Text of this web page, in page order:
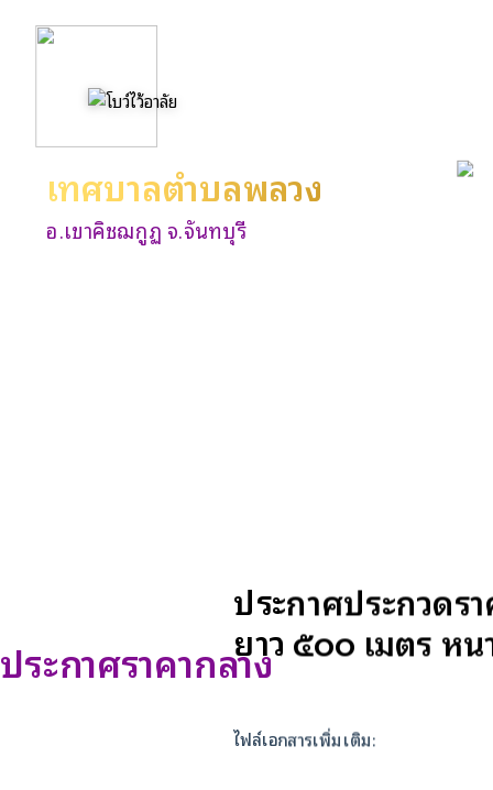
เทศบาลตำบลพลวง
อ.เขาคิชฌกูฏ จ.จันทบุรี
ประกาศราคากลาง
ประกาศประกวดร
ยาว ๕๐๐ เมตร ห
ไฟล์เอกสารเพิ่มเติม: